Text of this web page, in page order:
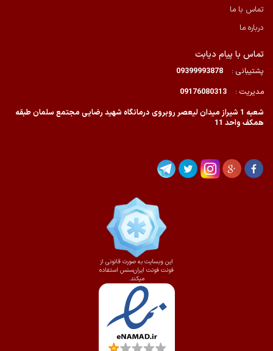
تماس با ما
درباره ما
تماس با پیام دیابت
پشتیبانی :
09399993878
مدیریت :
09176080313
شعبه 1 شیراز میدان لیعصر روبروی درمانگاه شهید رضایی مجتمع سلمان طبقه
همکف واحد 11
این وبسایت به صورت قانونی از
فونت فونت ایران‌سنس استفاده
میکند.